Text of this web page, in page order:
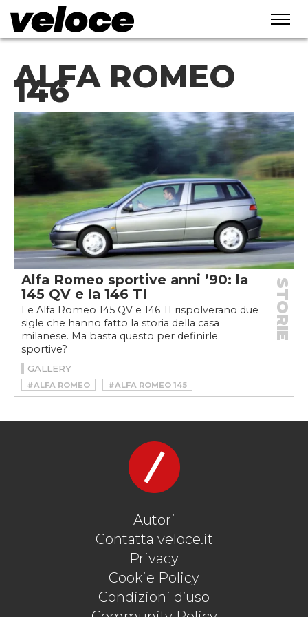
ALFA ROMEO
146
Alfa Romeo sportive anni ’90: la
145 QV e la 146 TI
Le Alfa Romeo 145 QV e 146 TI rispolverano due
sigle che hanno fatto la storia della casa
milanese. Ma basta questo per definirle
sportive?
STORIE
GALLERY
#ALFA ROMEO
#ALFA ROMEO 145
#ALFA ROMEO 146
Autori
Contatta veloce.it
Privacy
Cookie Policy
Condizioni d’uso